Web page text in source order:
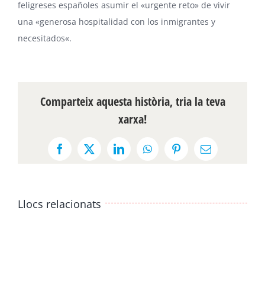
feligreses españoles asumir el «urgente reto» de vivir
una «generosa hospitalidad con los inmigrantes y
necesitados«.
Comparteix aquesta història, tria la teva
xarxa!
Facebook
X LinkedInWhatsAppPinterestEmail:
Llocs relacionats